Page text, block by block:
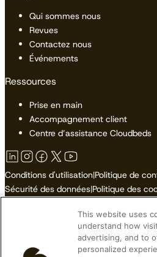
Qui sommes nous
Revues
Contactez nous
Événements
Ressources
Prise en main
Accompagnement client
Centre d’assistance Cloudbeds
Conditions d'utilisation|Politique de
Sécurité des données|Politique des
Ne pas vendre ni partager mes
This website uses
understand how
advertising, and to
personalized